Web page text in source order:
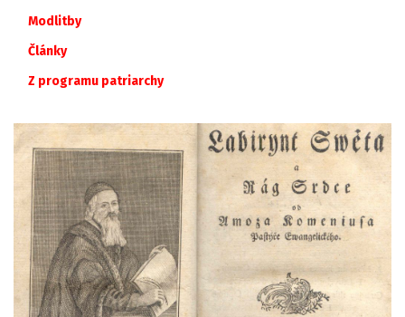
Modlitby
Články
Z programu patriarchy